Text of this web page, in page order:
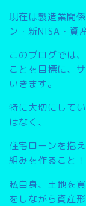
現在は製造業関
ン・新NISA・資
このブログでは、
こと を目標に、
いきます。
特に大切にして
はなく、
住宅ローンを抱
組みを作ること ！
私自身、土地を
をしながら資産